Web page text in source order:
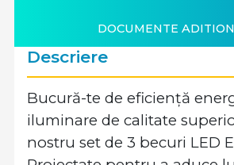
DOCUMENTE
Descriere
Bucură-te de eficiență
iluminare de calitate
nostru set de 3 becuri LED